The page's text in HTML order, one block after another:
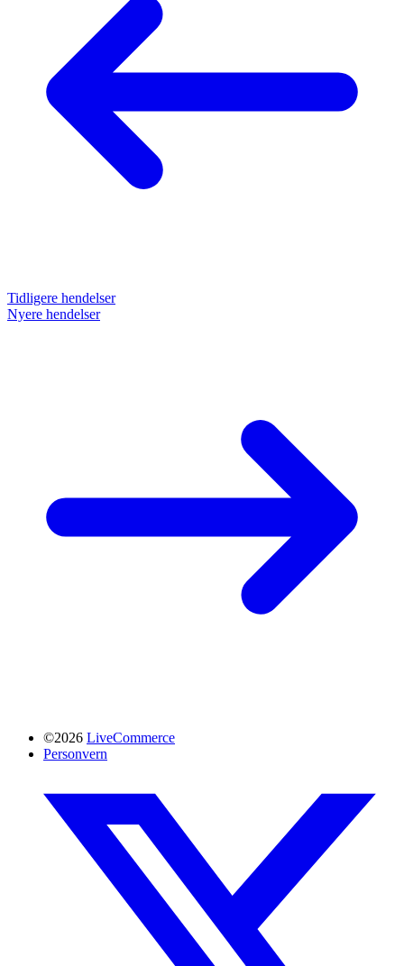
Tidligere hendelser
Nyere hendelser
©2026 LiveCommerce
Personvern